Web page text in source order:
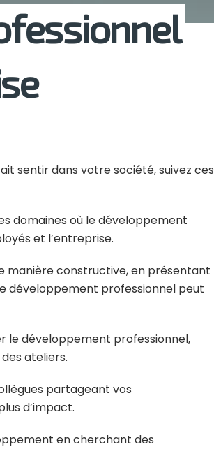
sentir dans votre société, suivez ces
domaines où le développement
et l’entreprise.
manière constructive, en présentant
développement professionnel peut
le développement professionnel,
ateliers.
partageant vos
d’impact.
en cherchant des